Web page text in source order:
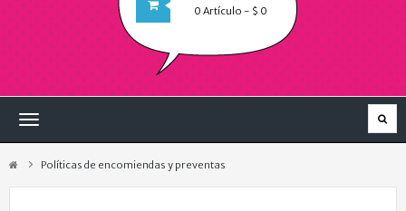
0 Artículo - $ 0
Navegación
Políticas de encomiendas y preventas